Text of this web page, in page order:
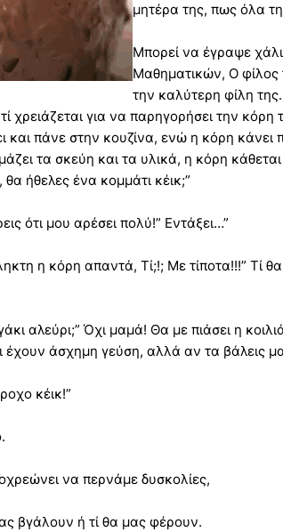
μητέρα της, πως όλα
Μπορεί να έγραψε
Μαθηματικών, Ο φίλος
την καλύτερη φίλη
χρειάζεται για να παρηγορήσει την κόρη
και πάνε στην κουζίνα, ενώ η κόρη κάνει
τα σκεύη και τα υλικά, η κόρη
ήθελες ένα κομμάτι κέικ;”
ότι μου αρέσει πολύ!” Εντάξει…”
η κόρη απαντά, Τί;!; Με τίποτα!!!” Tί
αλεύρι;” Όχι μαμά! Θα με πιάσει η
άσχημη γεύση, αλλά αν τα βάλεις
κέικ!”
να περνάμε δυσκολίες,
βγάλουν ή τί θα μας φέρουν.